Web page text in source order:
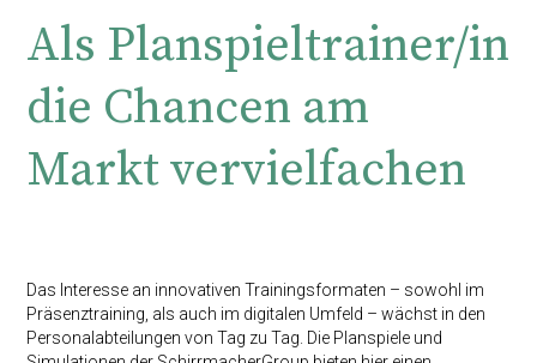
Als Planspieltrainer/in
die Chancen am
Markt vervielfachen
Das Interesse an innovativen Trainingsformaten – sowohl im
Präsenztraining, als auch im digitalen Umfeld – wächst in den
Personalabteilungen von Tag zu Tag. Die Planspiele und